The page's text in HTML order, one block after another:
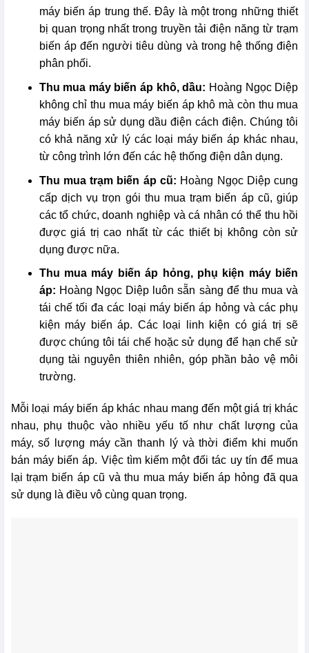
máy biến áp trung thế. Đây là một trong những thiết
bị quan trọng nhất trong truyền tải điện năng từ trạm
biến áp đến người tiêu dùng và trong hệ thống điện
phân phối.
Thu mua máy biến áp khô, dầu: Hoàng Ngọc Diệp
không chỉ thu mua máy biến áp khô mà còn thu mua
máy biến áp sử dụng dầu điện cách điện. Chúng tôi
có khả năng xử lý các loại máy biến áp khác nhau,
từ công trình lớn đến các hệ thống điện dân dụng.
Thu mua trạm biến áp cũ: Hoàng Ngọc Diệp cung
cấp dịch vụ trọn gói thu mua trạm biến áp cũ, giúp
các tổ chức, doanh nghiệp và cá nhân có thể thu hồi
được giá trị cao nhất từ các thiết bị không còn sử
dụng được nữa.
Thu mua máy biến áp hỏng, phụ kiện máy biến
áp: Hoàng Ngọc Diệp luôn sẵn sàng để thu mua và
tái chế tối đa các loại máy biến áp hỏng và các phụ
kiện máy biến áp. Các loại linh kiện có giá trị sẽ
được chúng tôi tái chế hoặc sử dụng để hạn chế sử
dụng tài nguyên thiên nhiên, góp phần bảo vệ môi
trường.
Mỗi loại máy biến áp khác nhau mang đến một giá trị khác
nhau, phụ thuộc vào nhiều yếu tố như chất lượng của
máy, số lượng máy cần thanh lý và thời điểm khi muốn
bán máy biến áp. Việc tìm kiếm một đối tác uy tín để mua
lại trạm biến áp cũ và thu mua máy biến áp hỏng đã qua
sử dụng là điều vô cùng quan trọng.